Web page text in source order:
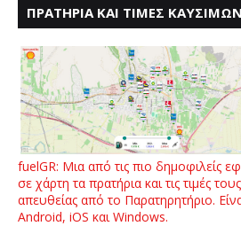
ΠΡΑΤΗΡΙΑ ΚΑΙ ΤΙΜΕΣ ΚΑΥΣΙΜΩΝ
fuelGR: Μια από τις πιο δημοφιλείς
σε χάρτη τα πρατήρια και τις τιμές
απευθείας από το Παρατηρητήριο.
Android, iOS και Windows.